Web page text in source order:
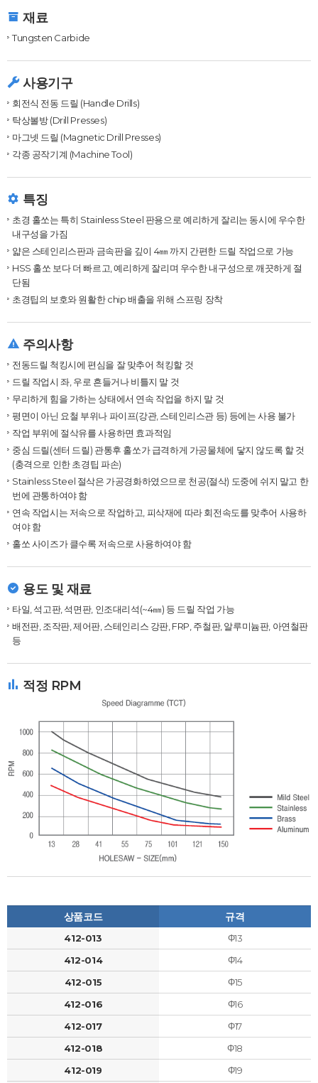
재료
Tungsten Carbide
사용기구
회전식 전동 드릴 (Handle Drills)
탁상볼방 (Drill Presses)
마그넷 드릴 (Magnetic Drill Presses)
각종 공작기계 (Machine Tool)
특징
초경 홀쏘는 특히 Stainless Steel 판용으로 예리하게 잘리는 동시에 우수한
내구성을 가짐
얇은 스테인리스판과 금속판을 깊이 4㎜ 까지 간편한 드릴 작업으로 가능
HSS 홀쏘 보다 더 빠르고, 예리하게 잘리며 우수한 내구성으로 깨끗하게 절
단됨
초경팁의 보호와 원활한 chip 배출을 위해 스프링 장착
주의사항
전동드릴 척킹시에 편심을 잘 맞추어 척킹할 것
드릴 작업시 좌, 우로 흔들거나 비틀지 말 것
무리하게 힘을 가하는 상태에서 연속 작업을 하지 말 것
평면이 아닌 요철 부위나 파이프(강관, 스테인리스관 등) 등에는 사용 불가
작업 부위에 절삭유를 사용하면 효과적임
중심 드릴(센터 드릴) 관통후 홀쏘가 급격하게 가공물체에 닿지 않도록 할 것
(충격으로 인한 초경팁 파손)
Stainless Steel 절삭은 가공경화하였으므로 천공(절삭) 도중에 쉬지 말고 한
번에 관통하여야 함
연속 작업시는 저속으로 작업하고, 피삭재에 따라 회전속도를 맞추어 사용하
여야 함
홀쏘 사이즈가 클수록 저속으로 사용하여야 함
용도 및 재료
타일, 석고판, 석면판, 인조대리석(~4㎜) 등 드릴 작업 가능
배전판, 조작판, 제어판, 스테인리스 강판, FRP, 주철판, 알루미늄판, 아연철판
등
적정 RPM
상품코드 규격
412-013
Φ13
412-014
Φ14
412-015
Φ15
412-016
Φ16
412-017
Φ17
412-018
Φ18
412-019
Φ19